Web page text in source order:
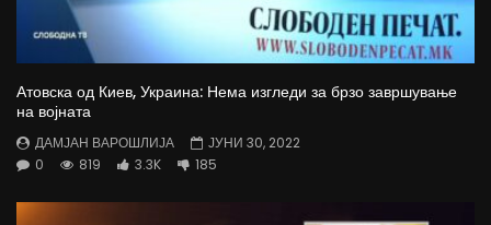
Атовска од Киев, Украина: Нема изгледи за брзо завршување
на војната
ДАМЈАН ВАРОШЛИЈА
ЈУНИ 30, 2022
0
819 3.3K 185